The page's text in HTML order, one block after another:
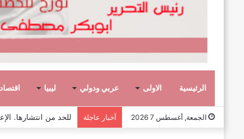
الرئيسية الاولى عربي ودولي ليبيا اقتصاد
الجمعة, أغسطس 7 2026 أخبار عاجلة صفحة وحكاية،